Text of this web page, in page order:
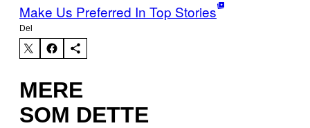
Make Us Preferred In Top Stories
Del
MERE
SOM DETTE